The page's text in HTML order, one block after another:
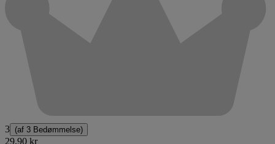
3 (af 3 Bedømmelse)
29,90 kr